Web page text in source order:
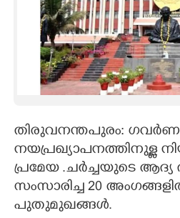
INFO+
ASTRO
CARTOONS
LITERATURE
തിരുവനന്തപുരം:
നയപ്രഖ്യാപനത്തിനുള്ള
പ്രമേയ .ചർച്ചയുടെ
സംസാരിച്ച 20
പുതുമുഖങ്ങൾ.